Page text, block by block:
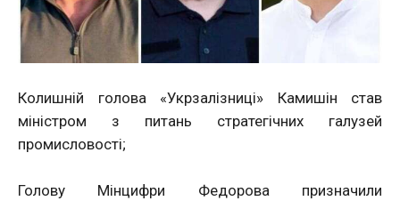
Колишній голова «Укрзалізниці» Камишін став
міністром з питань стратегічних галузей
промисловості;
Голову Мінцифри Федорова призначили